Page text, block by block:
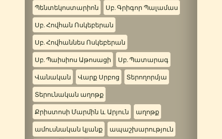
Պենտեկոստարիոն Սբ. Գրիգոր Պալամաս
Սբ. Հովհան Ոսկեբերան
Սբ. Հովհաննես Ոսկեբերան
Սբ. Պաիսիոս Աթոսացի Սբ. Պատարագ
Վանական Վարք Սրբոց Տերողորմյա
Տերունական աղոթք
Քրիստոսի Մարմին և Արյուն աղոթք
ամուսնական կյանք ապաշխարություն